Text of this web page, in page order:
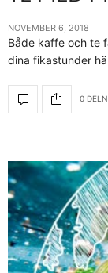
NOVEMBER 6, 2018
Både kaffe och te
dina fikastunder
0